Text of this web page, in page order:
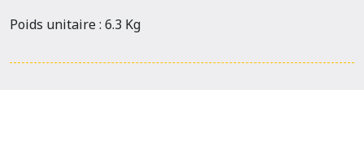
Poids unitaire : 6.3 Kg